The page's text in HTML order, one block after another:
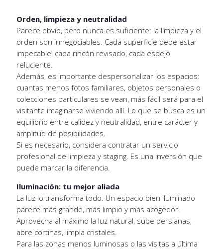
Orden, limpieza y neutralidad
Parece obvio, pero nunca es suficiente: la limpieza y el
orden son innegociables. Cada superficie debe estar
impecable, cada rincón revisado, cada espejo
reluciente.
Además, es importante despersonalizar los espacios:
cuantas menos fotos familiares, objetos personales o
colecciones particulares se vean, más fácil será para el
visitante imaginarse viviendo allí. Lo que se busca es un
equilibrio entre calidez y neutralidad, entre carácter y
amplitud de posibilidades.
Si es necesario, considera contratar un servicio
profesional de limpieza y staging. Es una inversión que
puede marcar la diferencia.
Iluminación: tu mejor aliada
La luz lo transforma todo. Un espacio bien iluminado
parece más grande, más limpio y más acogedor.
Aprovecha al máximo la luz natural, sube persianas,
abre cortinas, limpia cristales.
Para las zonas menos luminosas o las visitas a última